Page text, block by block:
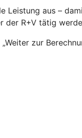
Leistung aus –
der R+V tätig
zur